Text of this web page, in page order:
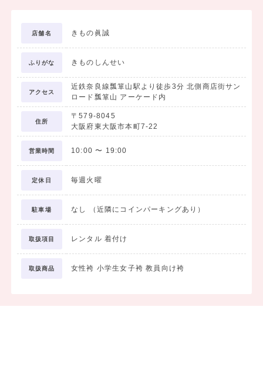
店舗名 きもの眞誠
ふりがな きものしんせい
アクセス
近鉄奈良線瓢箪山駅より徒歩3分 北側商店街サン
ロード瓢箪山 アーケード内
住所
〒579-8045
大阪府東大阪市本町7-22
営業時間 10:00 〜 19:00
定休日 毎週火曜
駐車場 なし （近隣にコインパーキングあり）
取扱項目 レンタル 着付け
取扱商品 女性袴 小学生女子袴 教員向け袴